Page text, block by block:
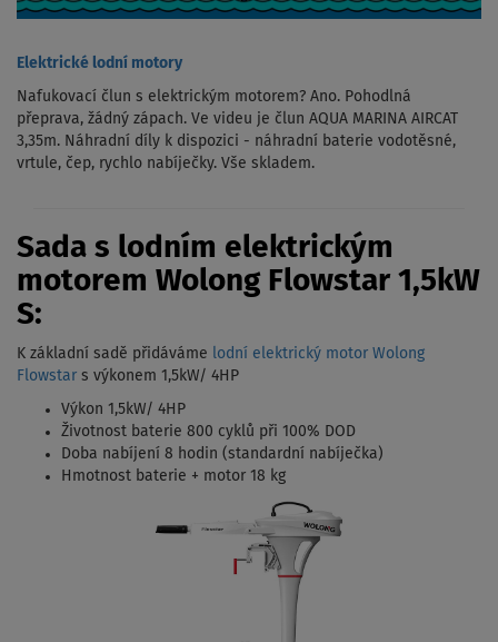
Elektrické lodní motory
Nafukovací člun s elektrickým motorem? Ano. Pohodlná
přeprava, žádný zápach. Ve videu je člun AQUA MARINA AIRCAT
3,35m. Náhradní díly k dispozici - náhradní baterie vodotěsné,
vrtule, čep, rychlo nabíječky. Vše skladem.
Sada s lodním elektrickým
motorem Wolong Flowstar 1,5kW
S:
K základní sadě přidáváme lodní elektrický motor Wolong
Flowstar s výkonem 1,5kW/ 4HP
Výkon 1,5kW/ 4HP
Životnost baterie 800 cyklů při 100% DOD
Doba nabíjení 8 hodin (standardní nabíječka)
Hmotnost baterie + motor 18 kg